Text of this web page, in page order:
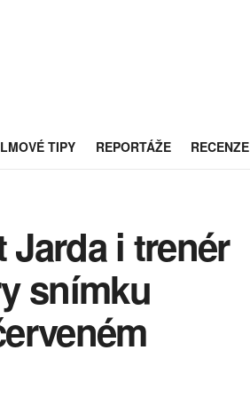
TIPY REPORTÁŽE RECENZE
Jarda i trenér
snímku